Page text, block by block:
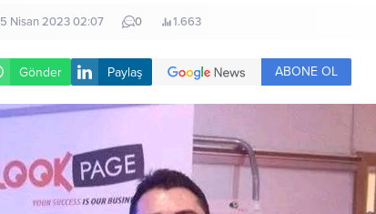
5 Nisan 2023 02:07 0 1.663
Gönder Paylaş ABONE OL